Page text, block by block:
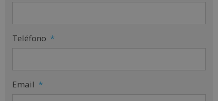
Teléfono *
Email *